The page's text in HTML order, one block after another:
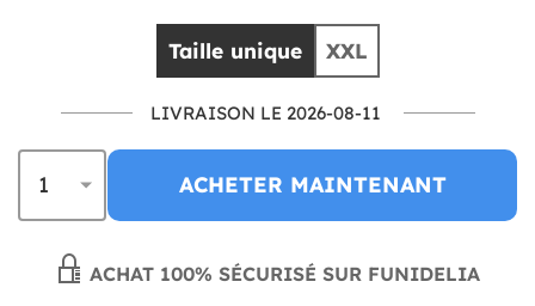
Taille unique XXL
LIVRAISON LE 2026-08-11
ACHETER MAINTENANT
ACHAT 100% SÉCURISÉ SUR FUNIDELIA